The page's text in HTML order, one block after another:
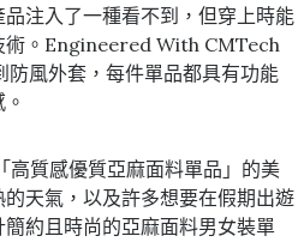
注入了一種看不到，但穿上時能
術。Engineered With CMTech
防風外套，每件單品都具有功能
質感優質亞麻面料單品」的美
天氣，以及許多想要在假期出遊
約且時尚的亞麻面料男女裝單